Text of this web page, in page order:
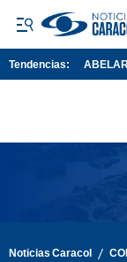
Tendencias:
Noticias Caracol /